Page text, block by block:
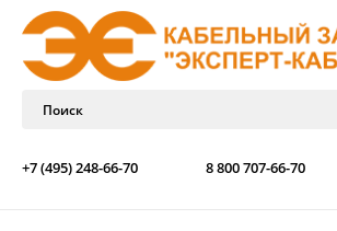
+7 (495) 248-66-70 8 800 707-66-70